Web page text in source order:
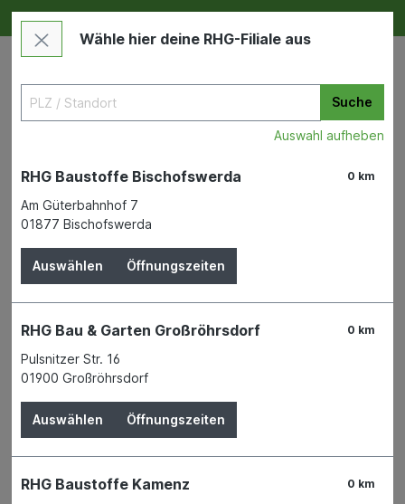
Deine RHG NEU ERLEBEN
Verbinder Heizrohrverklei.s.
SB eiche 5 Stück
Wähle hier deine RHG-Filiale aus
Suche
Auswahl aufheben
0 km
RHG Baustoffe Bischofswerda
Am Güterbahnhof 7
01877 Bischofswerda
Auswählen Öffnungszeiten
0 km
RHG Bau & Garten Großröhrsdorf
Pulsnitzer Str. 16
01900 Großröhrsdorf
Auswählen Öffnungszeiten
0 km
RHG Baustoffe Kamenz